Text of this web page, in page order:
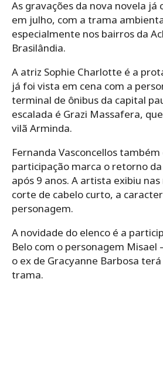
As gravações da nova novela já
em julho, com a trama
especialmente nos bairros da
Brasilândia.
A atriz Sophie Charlotte é a
já foi vista em cena com a
terminal de ônibus da capital
escalada é Grazi Massafera,
vilã Arminda.
Fernanda Vasconcellos
participação marca o retorno
após 9 anos. A artista exibiu
corte de cabelo curto, a
personagem.
A novidade do elenco é a
Belo com o personagem Misael
o ex de Gracyanne Barbosa
trama.